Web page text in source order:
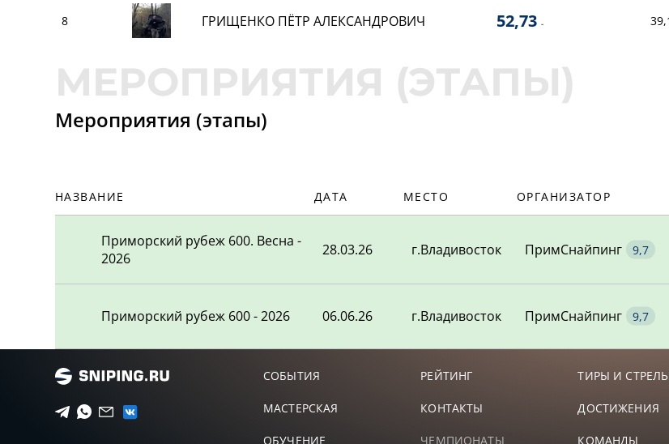
8 ГРИЩЕНКО ПЁТР АЛЕКСАНДРОВИЧ 52,73 -
9 КОРОСТЕЛЕВ СПАРТАК ВИКТОРОВИЧ 51,09
10 ДОЛБИЛОВ АЛЕКСЕЙ АЛЕКСАНДРОВИЧ
12 ТОМЧЕНКО МАКСИМ ГРИГОРЬЕВИЧ 44,72
ШИРЯЕВ МАКСИМ СЕРГЕЕВИЧ 44,01 -
15
16 ПЕРФИЛЬЕВ ОЛЕГ ВЛАДИМИРОВИЧ
Мероприятия (этапы)
НАЗВАНИЕ ДАТА МЕСТО ОРГАНИЗАТОР
Приморский рубеж 600. Весна -
2026
28.03.26 г.Владивосток ПримСнайпинг
Приморский рубеж 600 - 2026 06.06.26 г.Владивосток ПримСнайпинг
СОБЫТИЯ РЕЙТИНГ ТИРЫ И
МАСТЕРСКАЯ КОНТАКТЫ ДОСТИЖЕНИЯ
ОБУЧЕНИЕ ЧЕМПИОНАТЫ КОМАНДЫ